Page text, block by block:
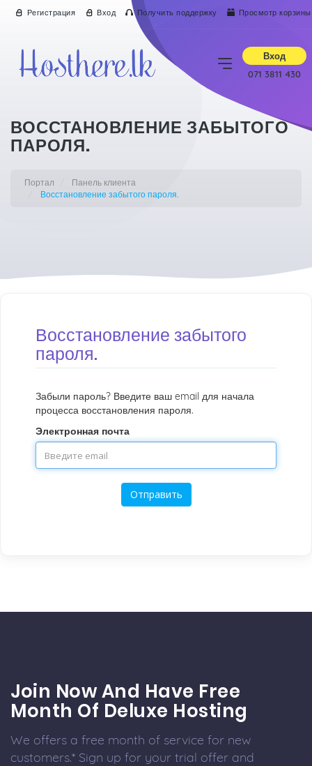
Регистрация Вход Получить поддержку Просмотр корзины
Вход
071 3811 430
ВОССТАНОВЛЕНИЕ ЗАБЫТОГО
ПАРОЛЯ.
Портал
Панель клиента
Восстановление забытого пароля.
Восстановление забытого
пароля.
Забыли пароль? Введите ваш email для начала
процесса восстановления пароля.
Электронная почта
Отправить
Join Now And Have Free
Month Of Deluxe Hosting
We offers a free month of service for new
customers.* Sign up for your trial offer and